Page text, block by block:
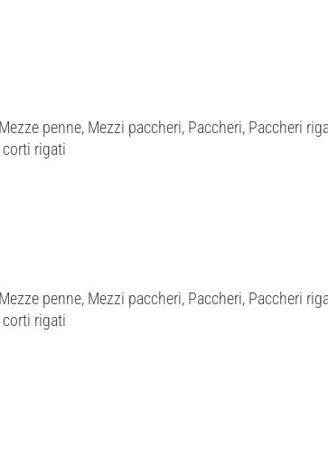
penne, Mezzi paccheri, Paccheri, Paccheri
corti rigati
penne, Mezzi paccheri, Paccheri, Paccheri
corti rigati